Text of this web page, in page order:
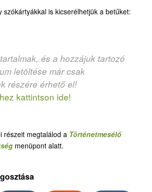
szókártyákkal is kicserélhetjük a betűket:
és a hozzájuk tartozó
letöltése már csak
részére érhető el!
kattintson ide!
részeit megtalálod a Történetmesélő
menüpont alatt.